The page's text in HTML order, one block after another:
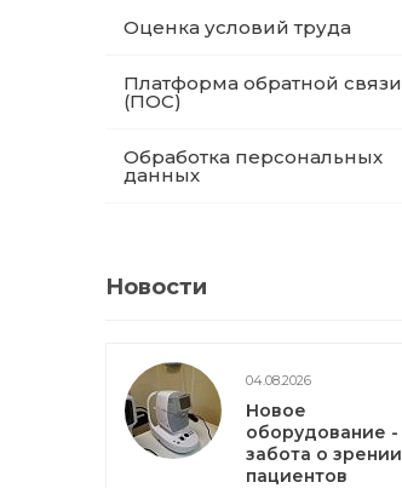
Оценка условий труда
Платформа обратной связи
(ПОС)
Обработка персональных
данных
Новости
04.08.2026
Новое
оборудование -
забота о зрении
пациентов